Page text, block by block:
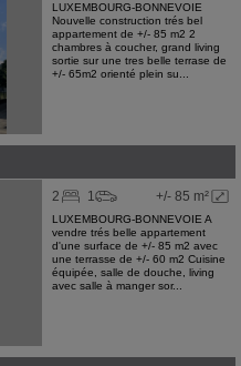
LUXEMBOURG-BONNEVOIE
Nouvelle construction trés bel
appartement de +/- 85 m2 2
chambres à coucher, grand living
sortie sur une tres belle terrase de
+/- 65m2 orienté plein su...
+/- 85 m²
2 1
LUXEMBOURG-BONNEVOIE A
vendre trés belle appartement
d'une surface de +/- 85 m2 avec
une terrasse de +/- 60 m2 Cuisine
équipée, salle de douche, living
avec salle à manger sor...